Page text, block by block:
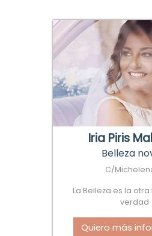
Iria Piris
Belleza
C/
La Belleza es la
verdad
Quiero más